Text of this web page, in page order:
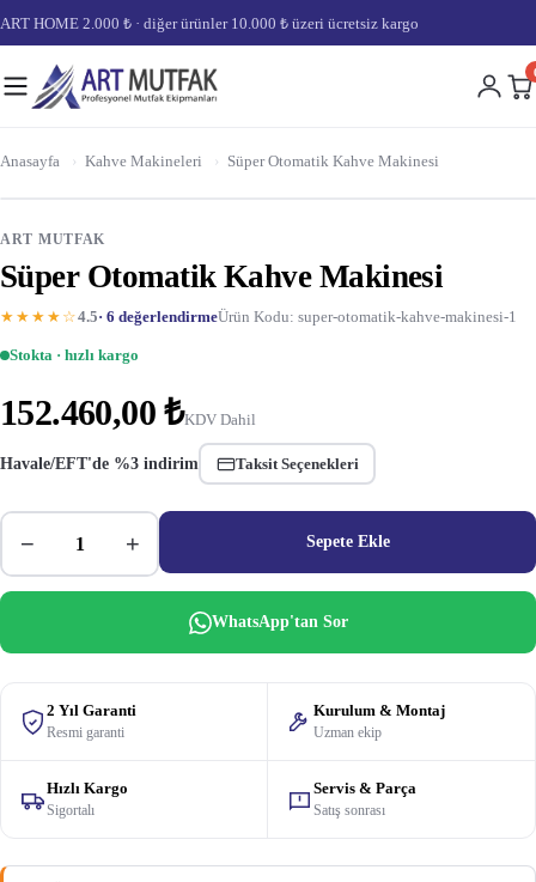
ART HOME 2.000 ₺ · diğer ürünler 10.000 ₺ üzeri ücretsiz kargo
Anasayfa › Kahve Makineleri › Süper Otomatik Kahve Makinesi
ART MUTFAK
Süper Otomatik Kahve Makinesi
★★★★☆4.5· 6 değerlendirmeÜrün Kodu: super-otomatik-kahve-makinesi-1
Stokta · hızlı kargo
152.460,00 ₺KDV Dahil
Havale/EFT'de %3 indirim Taksit Seçenekleri
− + Sepete Ekle
WhatsApp'tan Sor
2 Yıl Garanti
Resmi garanti
Kurulum & Montaj
Uzman ekip
Hızlı Kargo
Sigortalı
Servis & Parça
Satış sonrası